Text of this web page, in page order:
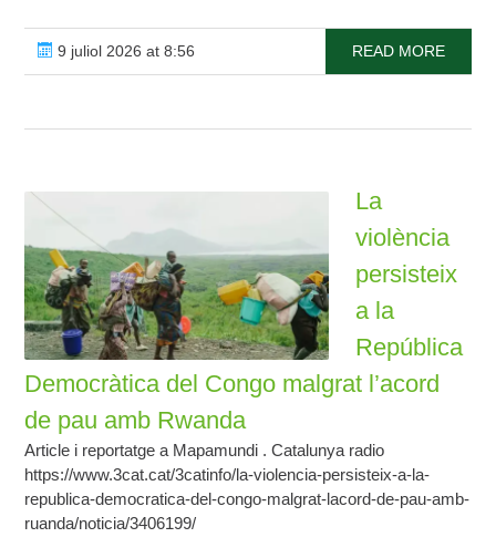
9 juliol 2026 at 8:56 READ MORE
La
violència
persisteix
a la
República
Democràtica del Congo malgrat l’acord
de pau amb Rwanda
Article i reportatge a Mapamundi . Catalunya radio
https://www.3cat.cat/3catinfo/la-violencia-persisteix-a-la-
republica-democratica-del-congo-malgrat-lacord-de-pau-amb-
ruanda/noticia/3406199/